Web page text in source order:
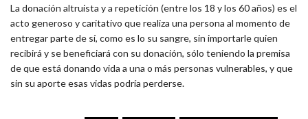
La donación altruista y a repetición (entre los 18 y los 60 años) es el
acto generoso y caritativo que realiza una persona al momento de
entregar parte de sí, como es lo su sangre, sin importarle quien
recibirá y se beneficiará con su donación, sólo teniendo la premisa
de que está donando vida a una o más personas vulnerables, y que
sin su aporte esas vidas podría perderse.